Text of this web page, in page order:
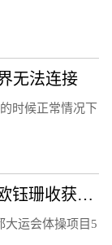
无法连接
时候正常情况下
成都大运会|大运会体操项目收官 欧钰珊收获第四金
大运会体操项目5